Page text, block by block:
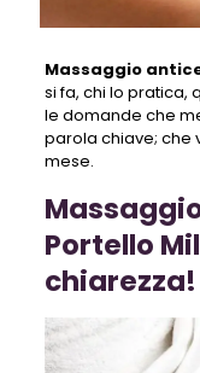
Massaggio
si fa, chi lo pratica,
le domande che
parola chiave; che
mese.
Portello
chiarezza!